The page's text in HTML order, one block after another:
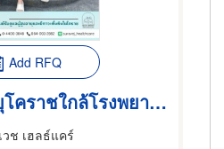
Add RFQ
ศูนย์ดูแลผู้สูงอายุโคราชใกล้โรงพยาบาล
ช เฮลธ์แคร์